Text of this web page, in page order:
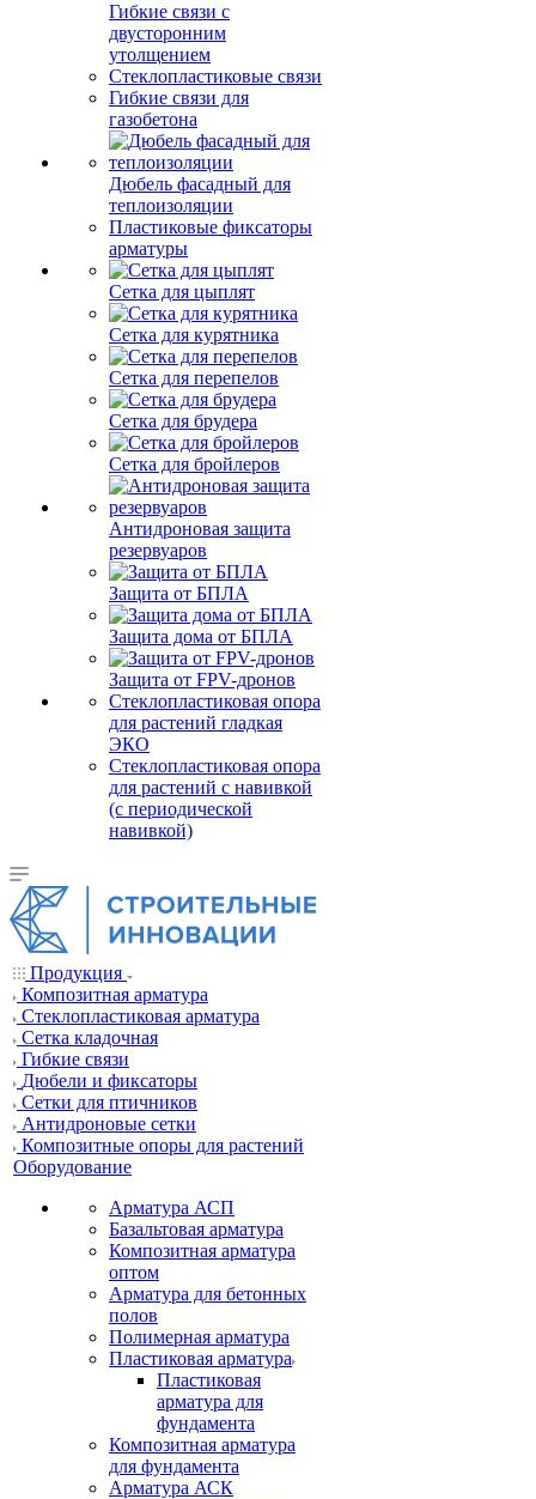
Гибкие связи с
двусторонним
утолщением
Стеклопластиковые связи
Гибкие связи для
газобетона
Дюбель фасадный для
теплоизоляции
Пластиковые фиксаторы
арматуры
Сетка для цыплят
Сетка для курятника
Сетка для перепелов
Сетка для брудера
Сетка для бройлеров
Антидроновая защита
резервуаров
Защита от БПЛА
Защита дома от БПЛА
Защита от FPV-дронов
Стеклопластиковая опора
для растений гладкая
ЭКО
Стеклопластиковая опора
для растений с навивкой
(с периодической
навивкой)
Продукция
Композитная арматура
Cтеклопластиковая арматура
Сетка кладочная
Гибкие связи
Дюбели и фиксаторы
Сетки для птичников
Антидроновые сетки
Композитные опоры для растений
Оборудование
Арматура АСП
Базальтовая арматура
Композитная арматура
оптом
Арматура для бетонных
полов
Полимерная арматура
Пластиковая арматура
Пластиковая
арматура для
фундамента
Композитная арматура
для фундамента
Арматура АСК